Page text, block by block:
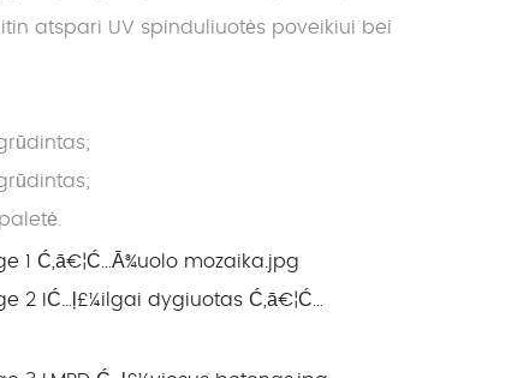
itin atspari UV spinduliuotės poveikiui bei